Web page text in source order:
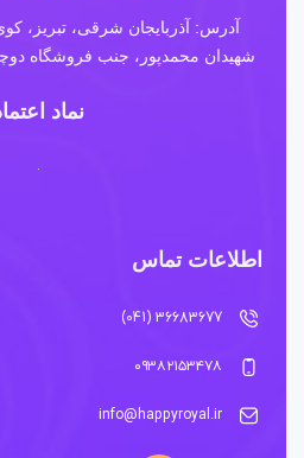
آدرس: آذربایجان شرقی، تبریز،
شهیدان محمدپور، جنب فروشگاه
نماد
اطلاعات تماس
36683677 (041)
۰۹۳۸۲۱۵۳۴۷۸
info@happyroyal.ir